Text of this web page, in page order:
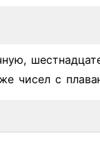
чисел с